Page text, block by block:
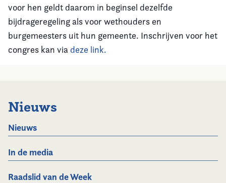
voor hen geldt daarom in beginsel dezelfde
bijdrageregeling als voor wethouders en
burgemeesters uit hun gemeente. Inschrijven voor het
congres kan via deze link.
Nieuws
Nieuws
In de media
Raadslid van de Week